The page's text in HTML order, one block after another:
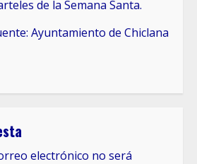
de la Semana Santa.
Ayuntamiento de Chiclana
electrónico no será